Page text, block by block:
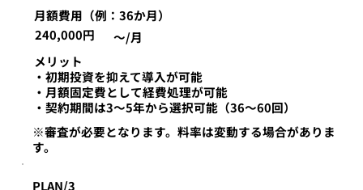
月額費用（例：36か月）
240,000円
​メリット
・初期投資を抑えて導入が可能
・月額固定費として経費処理が可能
・契約期間は3～5年から選択可能（36～60回）
※審査が必要となります。料率は変動する場合がありま
す。
～/月
PLAN/3